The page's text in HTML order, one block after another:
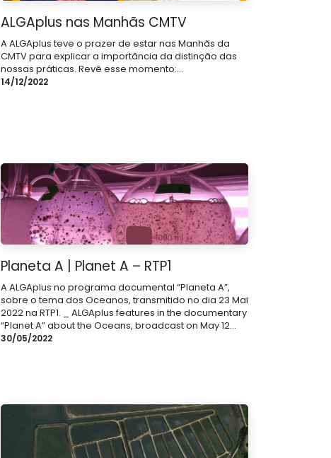
ALGAplus nas Manhãs CMTV
A ALGAplus teve o prazer de estar nas Manhãs da
CMTV para explicar a importância da distinção das
nossas práticas. Revê esse momento:...
14/12/2022
Planeta A | Planet A – RTP1
A ALGAplus no programa documental “Planeta A”,
sobre o tema dos Oceanos, transmitido no dia 23 Mai
2022 na RTP1. _ ALGAplus features in the documentary
“Planet A” about the Oceans, broadcast on May 12...
30/05/2022